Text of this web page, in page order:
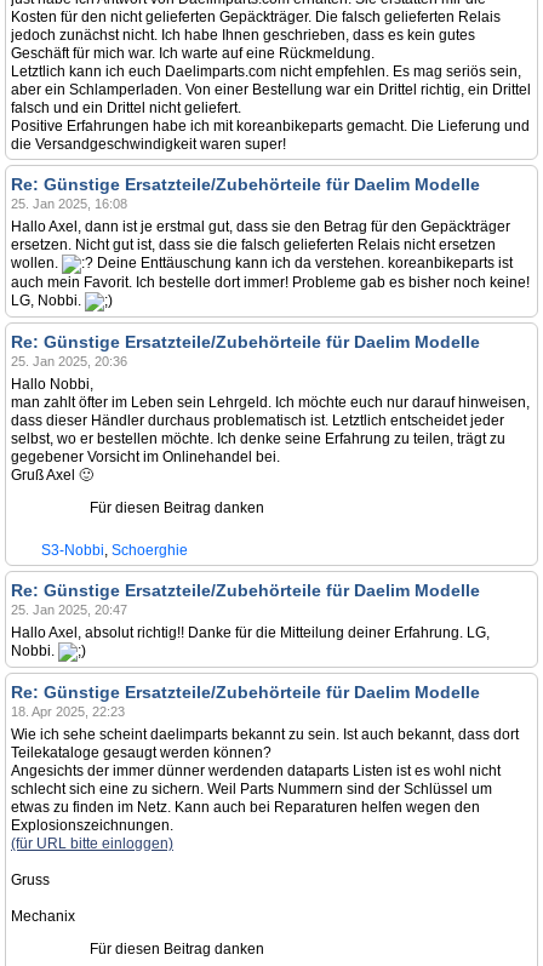
Kosten für den nicht gelieferten Gepäckträger. Die falsch gelieferten Relais
jedoch zunächst nicht. Ich habe Ihnen geschrieben, dass es kein gutes
Geschäft für mich war. Ich warte auf eine Rückmeldung.
Letztlich kann ich euch Daelimparts.com nicht empfehlen. Es mag seriös sein,
aber ein Schlamperladen. Von einer Bestellung war ein Drittel richtig, ein Drittel
falsch und ein Drittel nicht geliefert.
Positive Erfahrungen habe ich mit koreanbikeparts gemacht. Die Lieferung und
die Versandgeschwindigkeit waren super!
Re: Günstige Ersatzteile/Zubehörteile für Daelim Modelle
25. Jan 2025, 16:08
Hallo Axel, dann ist je erstmal gut, dass sie den Betrag für den Gepäckträger
ersetzen. Nicht gut ist, dass sie die falsch gelieferten Relais nicht ersetzen
wollen.
Deine Enttäuschung kann ich da verstehen. koreanbikeparts ist
auch mein Favorit. Ich bestelle dort immer! Probleme gab es bisher noch keine!
LG, Nobbi.
Re: Günstige Ersatzteile/Zubehörteile für Daelim Modelle
25. Jan 2025, 20:36
Hallo Nobbi,
man zahlt öfter im Leben sein Lehrgeld. Ich möchte euch nur darauf hinweisen,
dass dieser Händler durchaus problematisch ist. Letztlich entscheidet jeder
selbst, wo er bestellen möchte. Ich denke seine Erfahrung zu teilen, trägt zu
gegebener Vorsicht im Onlinehandel bei.
Gruß Axel 🙂
Für diesen Beitrag danken
S3-Nobbi, Schoerghie
Re: Günstige Ersatzteile/Zubehörteile für Daelim Modelle
25. Jan 2025, 20:47
Hallo Axel, absolut richtig!! Danke für die Mitteilung deiner Erfahrung. LG,
Nobbi.
Re: Günstige Ersatzteile/Zubehörteile für Daelim Modelle
18. Apr 2025, 22:23
Wie ich sehe scheint daelimparts bekannt zu sein. Ist auch bekannt, dass dort
Teilekataloge gesaugt werden können?
Angesichts der immer dünner werdenden dataparts Listen ist es wohl nicht
schlecht sich eine zu sichern. Weil Parts Nummern sind der Schlüssel um
etwas zu finden im Netz. Kann auch bei Reparaturen helfen wegen den
Explosionszeichnungen.
(für URL bitte einloggen)
Gruss
Mechanix
Für diesen Beitrag danken